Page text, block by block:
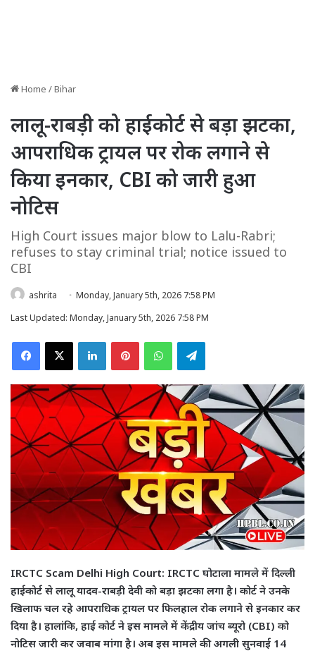
Home /Bihar
लालू-राबड़ी को हाईकोर्ट से बड़ा झटका,
आपराधिक ट्रायल पर रोक लगाने से
किया इनकार, CBI को जारी हुआ
नोटिस
High Court issues major blow to Lalu-Rabri;
refuses to stay criminal trial; notice issued to
CBI
ashrita
Monday, January 5th, 2026 7:58 PM
Last Updated: Monday, January 5th, 2026 7:58 PM
Facebook
X LinkedInPinterestWhatsAppTelegram
IRCTC Scam Delhi High Court: IRCTC घोटाला मामले में दिल्ली
हाईकोर्ट से लालू यादव-राबड़ी देवी को बड़ा झटका लगा है। कोर्ट ने उनके
खिलाफ चल रहे आपराधिक ट्रायल पर फिलहाल रोक लगाने से इनकार कर
दिया है। हालांकि, हाई कोर्ट ने इस मामले में केंद्रीय जांच ब्यूरो (CBI) को
नोटिस जारी कर जवाब मांगा है। अब इस मामले की अगली सुनवाई 14